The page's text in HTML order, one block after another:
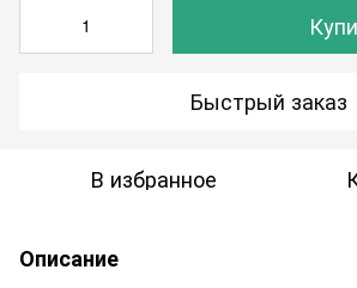
Быстрый заказ
В избранное
Описание